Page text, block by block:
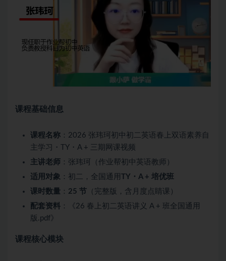
课程基础信息
课程名称 ：2026 张玮珂初中初二英语春上双语素养自
主学习・TY・A + 三期网课视频
主讲老师 ：张玮珂（作业帮初中英语教师）
适用对象 ：初二，全国通用
TY・A + 培优班
课时数量 ： 25 节
（完整版，含月度点睛课）
配套资料 ：《26 春上初二英语讲义 A + 班全国通用
版.pdf》
课程核心模块